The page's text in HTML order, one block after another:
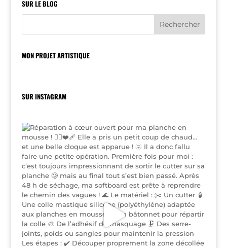
SUR LE BLOG
MON PROJET ARTISTIQUE
SUR INSTAGRAM